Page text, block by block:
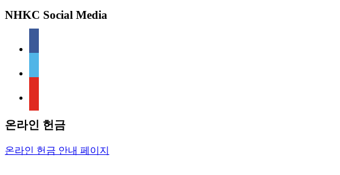
NHKC Social Media
온라인 헌금
온라인 헌금 안내 페이지